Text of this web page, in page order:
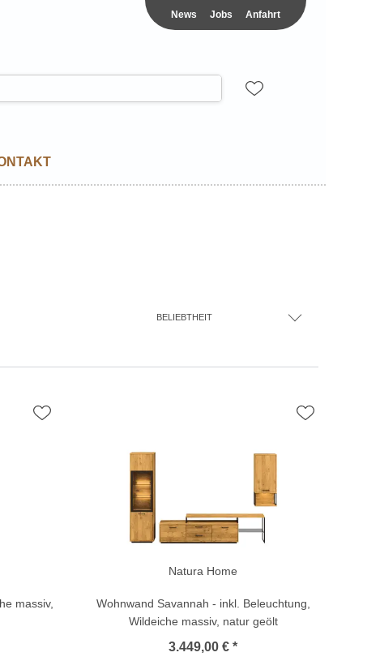
News Jobs Anfahrt
BELIEBTHEIT
massiv,
Natura Home
Wohnwand Savannah - inkl. Beleuchtung,
Wildeiche massiv, natur geölt
3.449,00 € *